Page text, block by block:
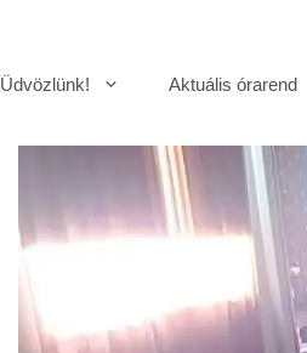
Üdvözlünk! Aktuális órarend